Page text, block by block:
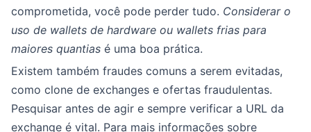
comprometida, você pode perder tudo. Considerar o
uso de wallets de hardware ou wallets frias para
maiores quantias é uma boa prática.
Existem também fraudes comuns a serem evitadas,
como clone de exchanges e ofertas fraudulentas.
Pesquisar antes de agir e sempre verificar a URL da
exchange é vital. Para mais informações sobre